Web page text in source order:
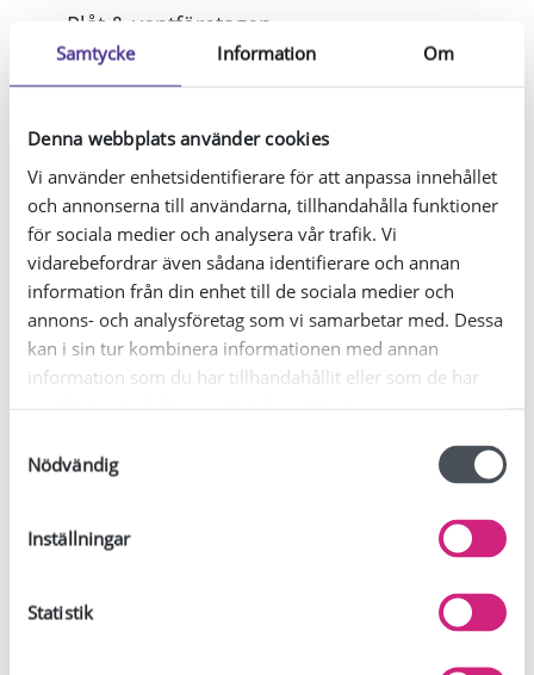
Samtycke Information Om
Denna webbplats använder cookies
Vi använder enhetsidentifierare för att anpassa innehållet
och annonserna till användarna, tillhandahålla funktioner
för sociala medier och analysera vår trafik. Vi
vidarebefordrar även sådana identifierare och annan
information från din enhet till de sociala medier och
annons- och analysföretag som vi samarbetar med. Dessa
kan i sin tur kombinera informationen med annan
information som du har tillhandahållit eller som de har
Nödvändig
Inställningar
Statistik
Plåt & ventföretagen
Polisen
Skanska
Stoby måleri
SOS alarm
Svenska kyrkan
Team Olmed
TYA
VIDA
Vidingehem
Växjöfabriken